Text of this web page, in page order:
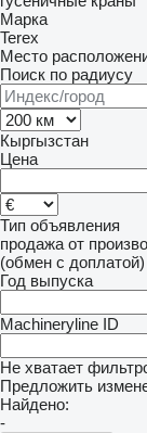
Марка
Terex
Место
Поиск по радиусу
Кыргызстан
Цена
Тип объявления
продажа от
(обмен с доплатой)
Год выпуска
Machineryline ID
Не хватает
Предложить
Найдено:
-